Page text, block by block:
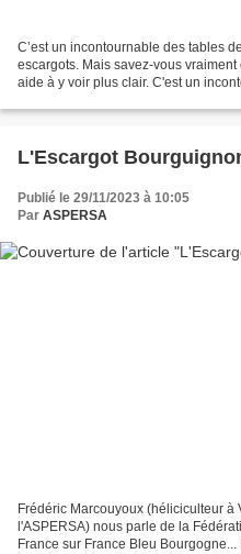
C’est un incontournable des tables
escargots. Mais savez-vous
aide à y voir plus clair. C'est un
L'Escargot
Publié le 29/11/2023 à 10:05
Par ASPERSA
Frédéric Marcouyoux (héliciculteur à
l'ASPERSA) nous parle de la
France sur France Bleu